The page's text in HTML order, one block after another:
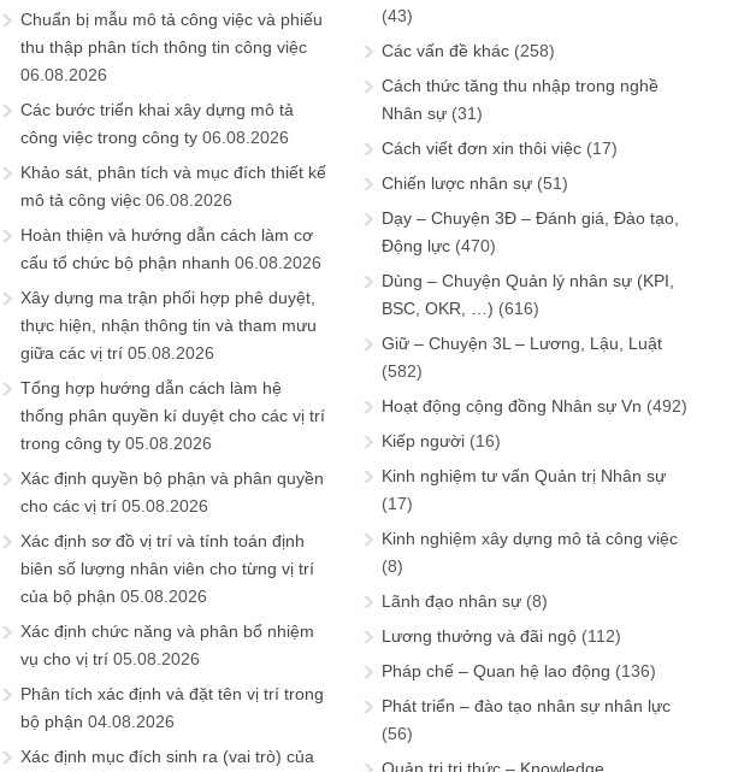
Chuẩn bị mẫu mô tả công việc và phiếu
thu thập phân tích thông tin công việc
06.08.2026
Các bước triển khai xây dựng mô tả
công việc trong công ty 06.08.2026
Khảo sát, phân tích và mục đích thiết kế
mô tả công việc 06.08.2026
Hoàn thiện và hướng dẫn cách làm cơ
cấu tổ chức bộ phận nhanh 06.08.2026
Xây dựng ma trận phối hợp phê duyệt,
thực hiện, nhận thông tin và tham mưu
giữa các vị trí 05.08.2026
Tổng hợp hướng dẫn cách làm hệ
thống phân quyền kí duyệt cho các vị trí
trong công ty 05.08.2026
Xác định quyền bộ phận và phân quyền
cho các vị trí 05.08.2026
Xác định sơ đồ vị trí và tính toán định
biên số lượng nhân viên cho từng vị trí
của bộ phận 05.08.2026
Xác định chức năng và phân bổ nhiệm
vụ cho vị trí 05.08.2026
Phân tích xác định và đặt tên vị trí trong
bộ phận 04.08.2026
Xác định mục đích sinh ra (vai trò) của
(43)
Các vấn đề khác (258)
Cách thức tăng thu nhập trong nghề
Nhân sự (31)
Cách viết đơn xin thôi việc (17)
Chiến lược nhân sự (51)
Dạy – Chuyện 3Đ – Đánh giá, Đào tạo,
Động lực (470)
Dùng – Chuyện Quản lý nhân sự (KPI,
BSC, OKR, …) (616)
Giữ – Chuyện 3L – Lương, Lậu, Luật
(582)
Hoạt động cộng đồng Nhân sự Vn (492)
Kiếp người (16)
Kinh nghiệm tư vấn Quản trị Nhân sự
(17)
Kinh nghiệm xây dựng mô tả công việc
(8)
Lãnh đạo nhân sự (8)
Lương thưởng và đãi ngộ (112)
Pháp chế – Quan hệ lao động (136)
Phát triển – đào tạo nhân sự nhân lực
(56)